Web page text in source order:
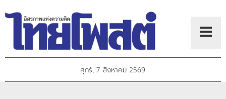
ศุกร์, 7 สิงหาคม 2569